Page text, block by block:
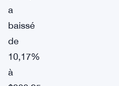
a
baissé
de
10,17%
à